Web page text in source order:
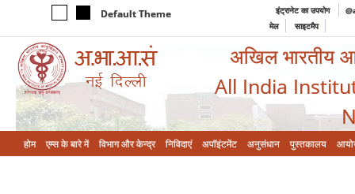
Default Theme इंट्रानेट का उपयोग
मेल
साइटमैप
अखिल भारतीय
All India
होम एम्‍स के बारे में विभाग और केन्‍द्र निविदाएं अपॉइंटमेंट अनुसंधान पुस्तकालय